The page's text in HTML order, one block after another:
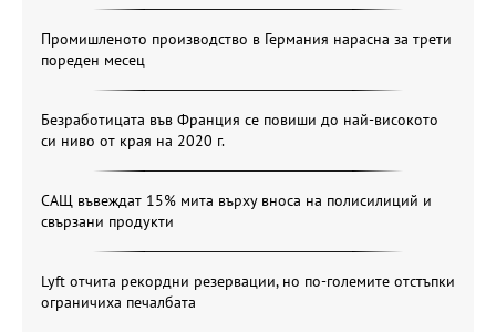
Промишленото производство в Германия нарасна за трети
пореден месец
Безработицата във Франция се повиши до най-високото
си ниво от края на 2020 г.
САЩ въвеждат 15% мита върху вноса на полисилиций и
свързани продукти
Lyft отчита рекордни резервации, но по-големите отстъпки
ограничиха печалбата